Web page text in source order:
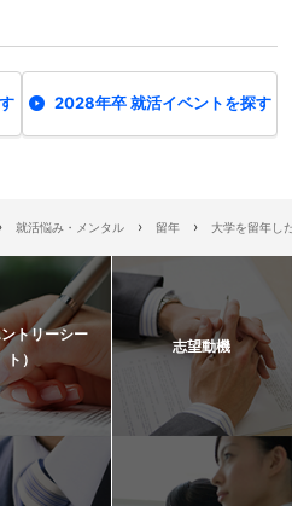
2028年卒 就活イベントを探す
› 就活悩み・メンタル › 留年 › 大学を留年し
トリーシー
ト）
志望動機